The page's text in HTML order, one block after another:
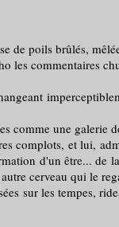
de poils brûlés,
les commentaires
une galerie
complots, et lui,
d'un être...
cerveau qui le
les tempes,